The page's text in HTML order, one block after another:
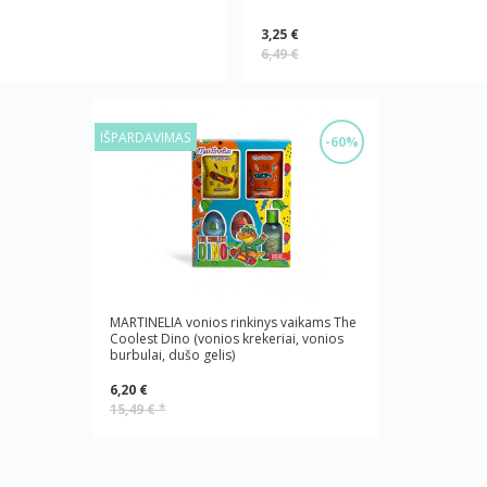
3,25 €
6,49 €
-60%
IŠPARDAVIMAS
MARTINELIA vonios rinkinys vaikams The
Coolest Dino (vonios krekeriai, vonios
burbulai, dušo gelis)
6,20 €
15,49 €*